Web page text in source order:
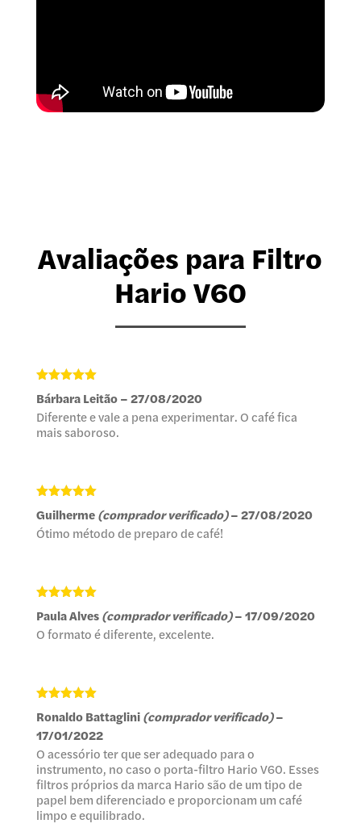
Avaliações para Filtro
Hario V60
Avaliação
de 5
Bárbara Leitão–27/08/2020
Diferente e vale a pena experimentar. O café fica
mais saboroso.
de 5
Guilherme(comprador verificado) –27/08/2020
Ótimo método de preparo de café!
de 5
Paula Alves(comprador verificado) –17/09/2020
O formato é diferente, excelente.
de 5
Ronaldo Battaglini(comprador verificado) –
17/01/2022
O acessório ter que ser adequado para o
instrumento, no caso o porta-filtro Hario V60. Esses
filtros próprios da marca Hario são de um tipo de
papel bem diferenciado e proporcionam um café
limpo e equilibrado.